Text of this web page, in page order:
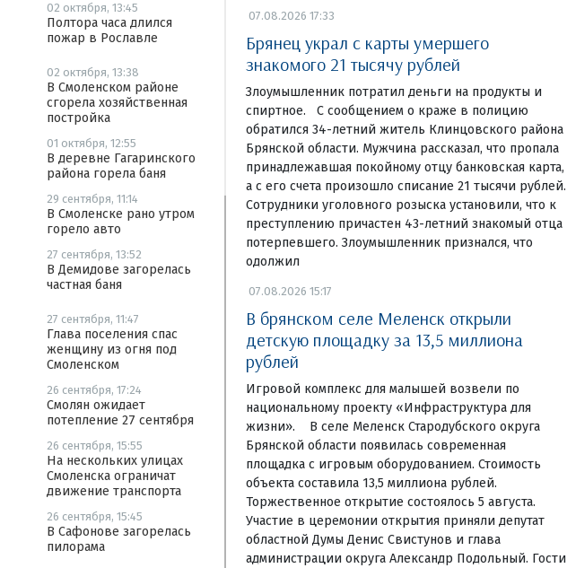
02 октября, 13:45
Полтора часа длился
пожар в Рославле
02 октября, 13:38
В Смоленском районе
сгорела хозяйственная
постройка
01 октября, 12:55
В деревне Гагаринского
района горела баня
29 сентября, 11:14
В Смоленске рано утром
горело авто
27 сентября, 13:52
В Демидове загорелась
частная баня
27 сентября, 11:47
Глава поселения спас
женщину из огня под
Смоленском
26 сентября, 17:24
Смолян ожидает
потепление 27 сентября
26 сентября, 15:55
На нескольких улицах
Смоленска ограничат
движение транспорта
26 сентября, 15:45
В Сафонове загорелась
пилорама
07.08.2026 17:33
Брянец украл с карты умершего
знакомого 21 тысячу рублей
Злоумышленник потратил деньги на продукты и
спиртное. С сообщением о краже в полицию
обратился 34-летний житель Клинцовского района
Брянской области. Мужчина рассказал, что пропала
принадлежавшая покойному отцу банковская карта,
а с его счета произошло списание 21 тысячи рублей.
Сотрудники уголовного розыска установили, что к
преступлению причастен 43-летний знакомый отца
потерпевшего. Злоумышленник признался, что
одолжил
07.08.2026 15:17
В брянском селе Меленск открыли
детскую площадку за 13,5 миллиона
рублей
Игровой комплекс для малышей возвели по
национальному проекту «Инфраструктура для
жизни». В селе Меленск Стародубского округа
Брянской области появилась современная
площадка с игровым оборудованием. Стоимость
объекта составила 13,5 миллиона рублей.
Торжественное открытие состоялось 5 августа.
Участие в церемонии открытия приняли депутат
областной Думы Денис Свистунов и глава
администрации округа Александр Подольный. Гости